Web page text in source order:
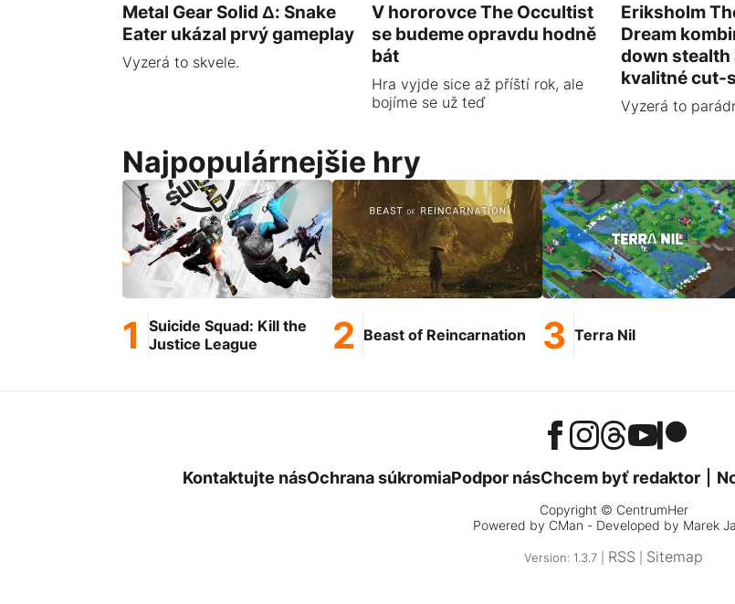
Metal Gear Solid Δ: Snake
Eater ukázal prvý gameplay
Vyzerá to skvele.
V hororovce The Occultist
se budeme opravdu hodně
bát
Hra vyjde sice až příští rok, ale
bojíme se už teď
Eriksholm
Dream
down stealth
kvalitné cut-
Vyzerá to
Najpopulárnejšie hry
Suicide Squad: Kill the
Justice League
Beast of Reincarnation Terra Nil
Kontaktujte násOchrana súkromiaPodpor násChcem byť redaktor
Copyright © CentrumHer
Powered by CMan - Developed by Marek
Version: 1.3.7 | RSS Sitemap